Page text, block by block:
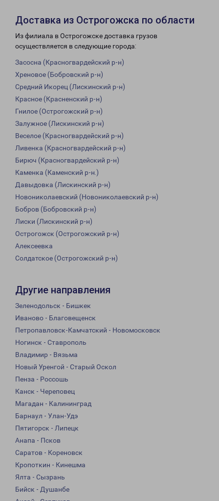
Доставка из Острогожска по области
Из филиала в Острогожске доставка грузов
осуществляется в следующие города:
Засосна (Красногвардейский р-н)
Хреновое (Бобровский р-н)
Средний Икорец (Лискинский р-н)
Красное (Красненский р-н)
Гнилое (Острогожский р-н)
Залужное (Лискинский р-н)
Веселое (Красногвардейский р-н)
Ливенка (Красногвардейский р-н)
Бирюч (Красногвардейский р-н)
Каменка (Каменский р-н.)
Давыдовка (Лискинский р-н)
Новониколаевский (Новониколаевский р-н)
Бобров (Бобровский р-н)
Лиски (Лискинский р-н)
Острогожск (Острогожский р-н)
Алексеевка
Солдатское (Острогожский р-н)
Другие направления
Зеленодольск - Бишкек
Иваново - Благовещенск
Петропавловск-Камчатский - Новомосковск
Ногинск - Ставрополь
Владимир - Вязьма
Новый Уренгой - Старый Оскол
Пенза - Россошь
Канск - Череповец
Магадан - Калининград
Барнаул - Улан-Удэ
Пятигорск - Липецк
Анапа - Псков
Саратов - Кореновск
Кропоткин - Кинешма
Ялта - Сызрань
Бийск - Душанбе